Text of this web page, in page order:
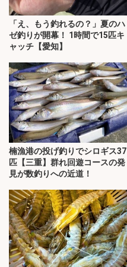
「え、もう釣れるの？」夏のハ
ゼ釣りが開幕！ 1時間で15匹キ
ャッチ【愛知】
楠漁港の投げ釣りでシロギス37
匹【三重】群れ回遊コースの発
見が数釣りへの近道！